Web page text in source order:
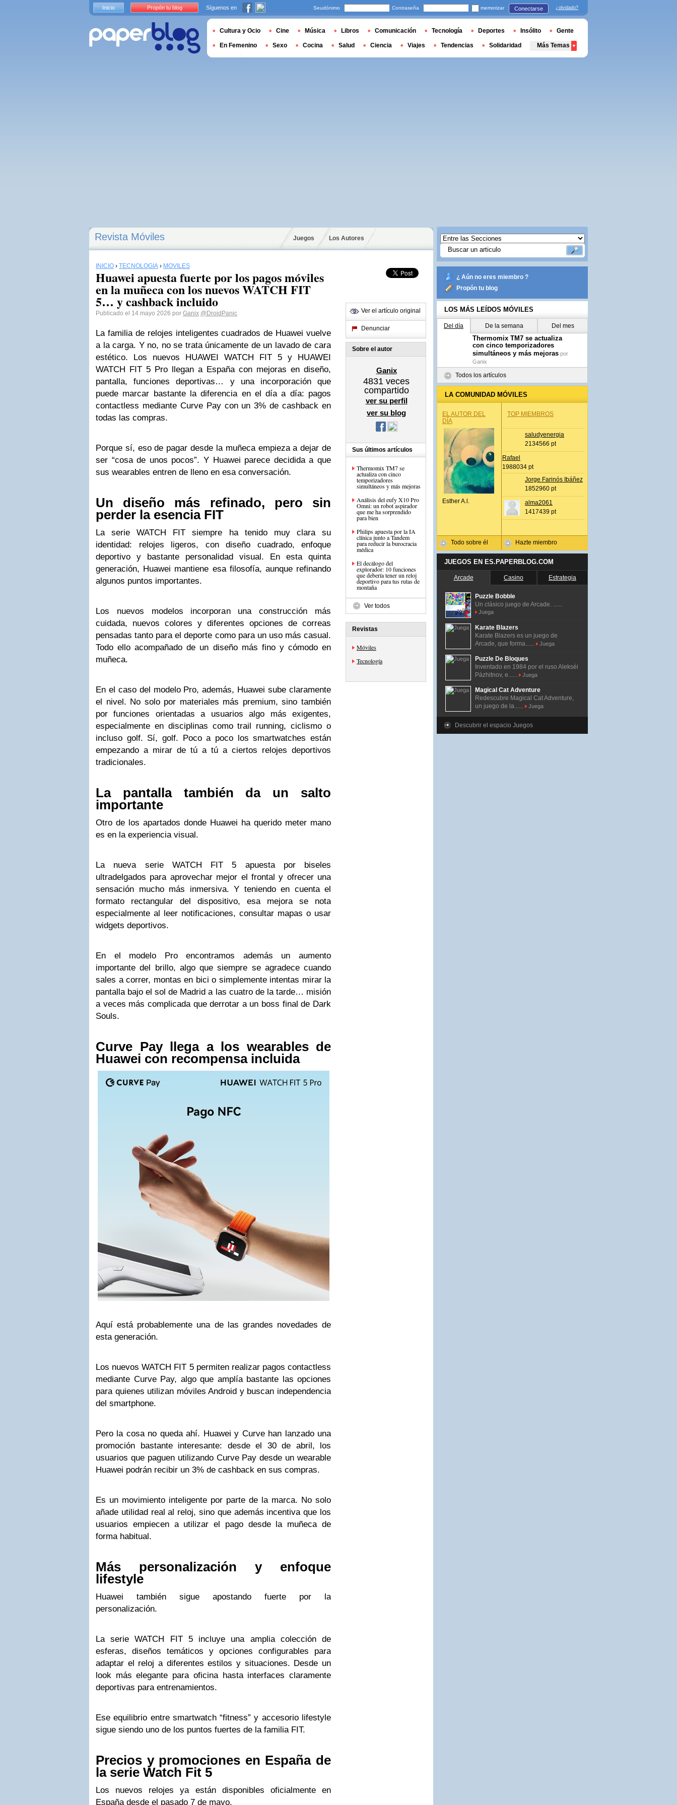
Revista Móviles Juegos Los Autores
INICIO › TECNOLOGÍA › MÓVILES
Huawei apuesta fuerte por los pagos móviles
en la muñeca con los nuevos WATCH FIT
5… y cashback incluido
Publicado el 14 mayo 2026 por Ganix @DroidPanic
La familia de relojes inteligentes cuadrados de Huawei vuelve
a la carga. Y no, no se trata únicamente de un lavado de cara
estético. Los nuevos HUAWEI WATCH FIT 5 y HUAWEI
WATCH FIT 5 Pro llegan a España con mejoras en diseño,
pantalla, funciones deportivas… y una incorporación que
puede marcar bastante la diferencia en el día a día: pagos
contactless mediante Curve Pay con un 3% de cashback en
todas las compras.
Porque sí, eso de pagar desde la muñeca empieza a dejar de
ser “cosa de unos pocos”. Y Huawei parece decidida a que
sus wearables entren de lleno en esa conversación.
Un diseño más refinado, pero sin
perder la esencia FIT
La serie WATCH FIT siempre ha tenido muy clara su
identidad: relojes ligeros, con diseño cuadrado, enfoque
deportivo y bastante personalidad visual. En esta quinta
generación, Huawei mantiene esa filosofía, aunque refinando
algunos puntos importantes.
Los nuevos modelos incorporan una construcción más
cuidada, nuevos colores y diferentes opciones de correas
pensadas tanto para el deporte como para un uso más casual.
Todo ello acompañado de un diseño más fino y cómodo en
muñeca.
En el caso del modelo Pro, además, Huawei sube claramente
el nivel. No solo por materiales más premium, sino también
por funciones orientadas a usuarios algo más exigentes,
especialmente en disciplinas como trail running, ciclismo o
incluso golf. Sí, golf. Poco a poco los smartwatches están
empezando a mirar de tú a tú a ciertos relojes deportivos
tradicionales.
La pantalla también da un salto
importante
Otro de los apartados donde Huawei ha querido meter mano
es en la experiencia visual.
La nueva serie WATCH FIT 5 apuesta por biseles
ultradelgados para aprovechar mejor el frontal y ofrecer una
sensación mucho más inmersiva. Y teniendo en cuenta el
formato rectangular del dispositivo, esa mejora se nota
especialmente al leer notificaciones, consultar mapas o usar
widgets deportivos.
En el modelo Pro encontramos además un aumento
importante del brillo, algo que siempre se agradece cuando
sales a correr, montas en bici o simplemente intentas mirar la
pantalla bajo el sol de Madrid a las cuatro de la tarde… misión
a veces más complicada que derrotar a un boss final de Dark
Souls.
Curve Pay llega a los wearables de
Huawei con recompensa incluida
Aquí está probablemente una de las grandes novedades de
esta generación.
Los nuevos WATCH FIT 5 permiten realizar pagos contactless
mediante Curve Pay, algo que amplía bastante las opciones
para quienes utilizan móviles Android y buscan independencia
del smartphone.
Pero la cosa no queda ahí. Huawei y Curve han lanzado una
promoción bastante interesante: desde el 30 de abril, los
usuarios que paguen utilizando Curve Pay desde un wearable
Huawei podrán recibir un 3% de cashback en sus compras.
Es un movimiento inteligente por parte de la marca. No solo
añade utilidad real al reloj, sino que además incentiva que los
usuarios empiecen a utilizar el pago desde la muñeca de
forma habitual.
Más personalización y enfoque
lifestyle
Huawei también sigue apostando fuerte por la
personalización.
La serie WATCH FIT 5 incluye una amplia colección de
esferas, diseños temáticos y opciones configurables para
adaptar el reloj a diferentes estilos y situaciones. Desde un
look más elegante para oficina hasta interfaces claramente
deportivas para entrenamientos.
Ese equilibrio entre smartwatch “fitness” y accesorio lifestyle
sigue siendo uno de los puntos fuertes de la familia FIT.
Precios y promociones en España de
la serie Watch Fit 5
Los nuevos relojes ya están disponibles oficialmente en
España desde el pasado 7 de mayo.
Ver el artículo original
Denunciar
Sobre el autor
Ganix
4831 veces
compartido
ver su perfil
ver su blog
Sus últimos artículos
Thermomix TM7 se
actualiza con cinco
temporizadores
simultáneos y más mejoras
Análisis del eufy X10 Pro
Omni: un robot aspirador
que me ha sorprendido
para bien
Philips apuesta por la IA
clínica junto a Tandem
para reducir la burocracia
médica
El decálogo del
explorador: 10 funciones
que debería tener un reloj
deportivo para tus rutas de
montaña
Ver todos
Revistas
Móviles
Tecnología
¿ Aún no eres miembro ?
Propón tu blog
LOS MÁS LEÍDOS MÓVILES
Del día De la semana Del mes
Thermomix TM7 se actualiza
con cinco temporizadores
simultáneos y más mejoras por
Ganix
Todos los artículos
LA COMUNIDAD MÓVILES
EL AUTOR DEL
DÍA
Esther A.l.
Todo sobre él
TOP MIEMBROS
saludyenergia
2134566 pt
Rafael
1988034 pt
Jorge Farinós Ibáñez
1852960 pt
alma2061
1417439 pt
Hazte miembro
JUEGOS EN ES.PAPERBLOG.COM
Arcade Casino Estrategia
Puzzle Bobble
Un clásico juego de Arcade. ......
Juega
Karate Blazers
Karate Blazers es un juego de
Arcade, que forma......
Juega
Puzzle De Bloques
Inventado en 1984 por el ruso Alekséi
Pázhitnov, e......
Juega
Magical Cat Adventure
Redescubre Magical Cat Adventure,
un juego de la......
Juega
Descubrir el espacio Juegos
Inicio Propón tu blog Síguenos en Seudónimo Contraseña memorizar Conectarse ¿olvidado?
Cultura y Ocio Cine Música Libros Comunicación Tecnología Deportes Insólito Gente
En Femenino Sexo Cocina Salud Ciencia Viajes Tendencias Solidaridad Más Temas